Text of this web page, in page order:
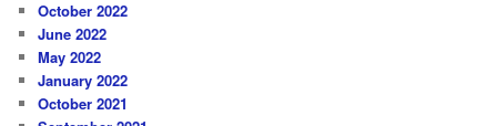
October 2022
June 2022
May 2022
January 2022
October 2021